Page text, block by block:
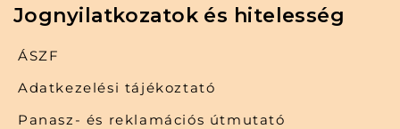
Jognyilatkozatok és hitelesség
ÁSZF
Adatkezelési tájékoztató
Panasz- és reklamációs útmutató